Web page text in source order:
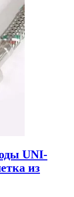
UNI-
из